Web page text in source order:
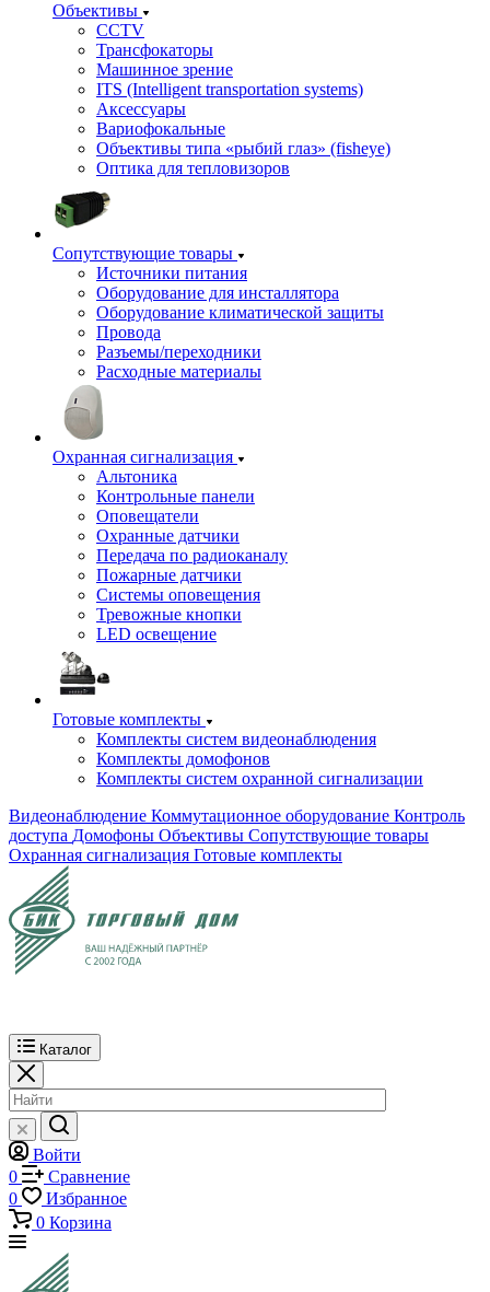
Объективы
CCTV
Трансфокаторы
Машинное зрение
ITS (Intelligent transportation systems)
Аксессуары
Вариофокальные
Объективы типа «рыбий глаз» (fisheye)
Оптика для тепловизоров
Сопутствующие товары
Источники питания
Оборудование для инсталлятора
Оборудование климатической защиты
Провода
Разъемы/переходники
Расходные материалы
Охранная сигнализация
Альтоника
Контрольные панели
Оповещатели
Охранные датчики
Передача по радиоканалу
Пожарные датчики
Системы оповещения
Тревожные кнопки
LED освещение
Готовые комплекты
Комплекты систем видеонаблюдения
Комплекты домофонов
Комплекты систем охранной сигнализации
Видеонаблюдение Коммутационное оборудование Контроль
доступа Домофоны Объективы Сопутствующие товары
Охранная сигнализация Готовые комплекты
Каталог
Войти
0
Сравнение
0
Избранное
0 Корзина